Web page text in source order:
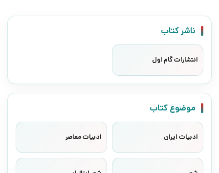
ناشر کتاب
انتشارات گام اول
موضوع کتاب
ادبیات ایران ادبیات معاصر